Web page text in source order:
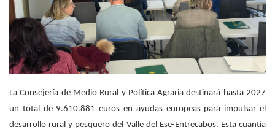
La Consejería de Medio Rural y Política Agraria destinará hasta 2027
un total de 9.610.881 euros en ayudas europeas para impulsar el
desarrollo rural y pesquero del Valle del Ese-Entrecabos. Esta cuantía